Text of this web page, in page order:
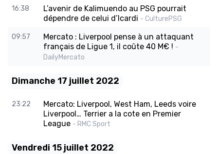
16:38
L’avenir de Kalimuendo au PSG pourrait
dépendre de celui d’Icardi - CulturePSG
09:57
Mercato : Liverpool pense à un attaquant
français de Ligue 1, il coûte 40 M€ ! -
DailyMercato
Dimanche 17 juillet 2022
23:22
Mercato: Liverpool, West Ham, Leeds voire
Liverpool… Terrier a la cote en Premier
League - RMC Sport
Vendredi 15 juillet 2022